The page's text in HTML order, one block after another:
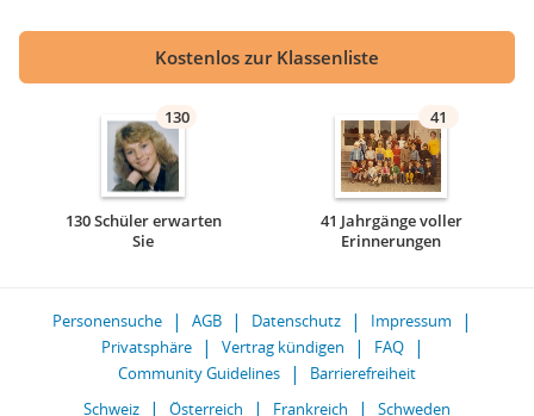
Kostenlos zur Klassenliste
130
130 Schüler erwarten
Sie
41
41 Jahrgänge voller
Erinnerungen
Personensuche AGB Datenschutz
Impressum
Privatsphäre
Vertrag kündigen
FAQ
Community Guidelines
Barrierefreiheit
Schweiz
Österreich Frankreich Schweden